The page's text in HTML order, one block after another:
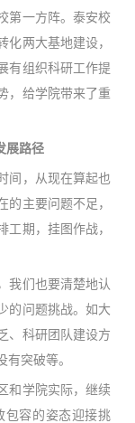
第一方阵。泰安校
化两大基地建设，
有组织科研工作提
，给学院带来了重
展路径
间，从现在算起也
主要问题不足，
工期，挂图作战，
我们也要清楚地认
的问题挑战。如大
、科研团队建设方
突破等。
和学院实际，继续
包容的姿态迎接挑